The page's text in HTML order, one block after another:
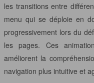
les transitions entre
menu qui se déploie en
progressivement lors du
les pages. Ces
améliorent la
navigation plus intuitive et